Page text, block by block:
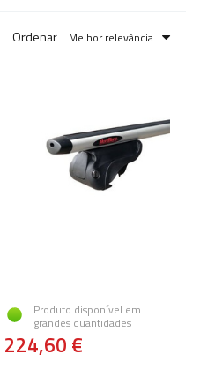
Ordenar Melhor relevância
Produto disponível em
grandes quantidades
224,60 €